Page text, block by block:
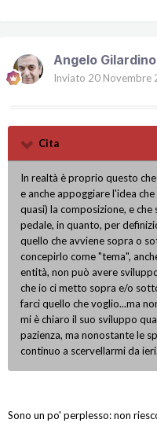
Angelo Gilardino
Inviato 20 Novembre
Cita
In realtà è proprio questo
e anche appoggiare l'idea
quasi) la composizione, e
pedale, in quanto, per
quello che avviene sopra o
concepirlo come "tema",
entità, non può avere
che io ci metto sopra e/o
farci quello che voglio...ma
mi è chiaro il suo sviluppo
pazienza, ma nonostante le
continuo a scervellarmi da ieri.
Sono un po' perplesso: non